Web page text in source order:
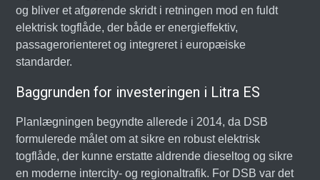
og bliver et afgørende skridt i retningen mod en fuldt
elektrisk togflåde, der både er energieffektiv,
passagerorienteret og integreret i europæiske
standarder.
Baggrunden for investeringen i Litra ES
Planlægningen begyndte allerede i 2014, da DSB
formulerede målet om at sikre en robust elektrisk
togflåde, der kunne erstatte aldrende dieseltog og sikre
en moderne intercity- og regionaltrafik. For DSB var det